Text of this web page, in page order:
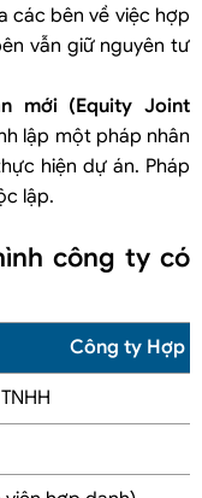
các bên về việc hợp
vẫn giữ nguyên tư
mới (Equity Joint
lập một pháp nhân
hiện dự án. Pháp
lập.
công ty có
Công ty Hợp